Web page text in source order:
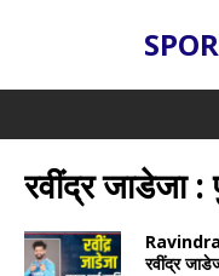
रवींद्र जाडेजा
रवींद्र